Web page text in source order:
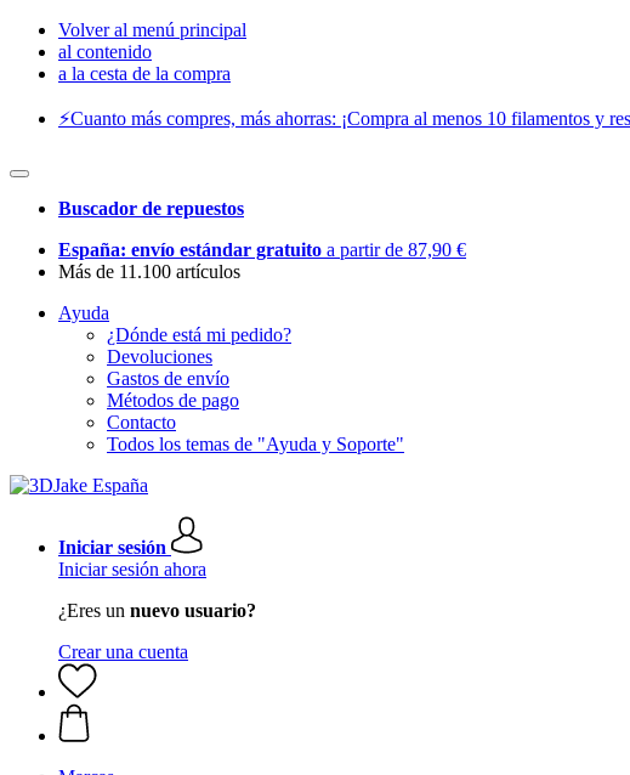
Volver al menú principal
al contenido
a la cesta de la compra
⚡️Cuanto más compres, más ahorras: ¡Compra al menos 10 filamentos y
Buscador de repuestos
España: envío estándar gratuito a partir de 87,90 €
Más de 11.100 artículos
Ayuda
¿Dónde está mi pedido?
Devoluciones
Gastos de envío
Métodos de pago
Contacto
Todos los temas de "Ayuda y Soporte"
Iniciar sesión
Iniciar sesión ahora
¿Eres un nuevo usuario?
Crear una cuenta